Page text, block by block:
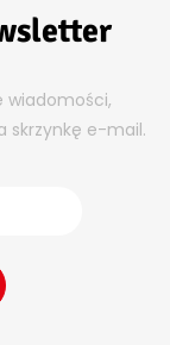
wiadomości,
skrzynkę e-mail.